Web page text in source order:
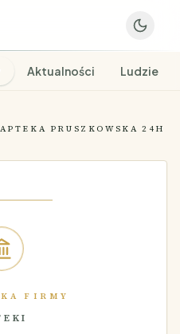
Aktualności Ludzie
APTEKA PRUSZKOWSKA 24H
FIRMY